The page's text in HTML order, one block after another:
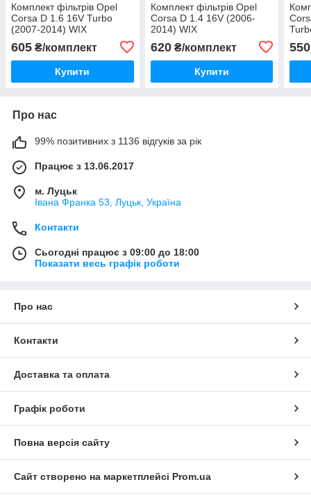
Комплект фільтрів Opel
Corsa D 1.6 16V Turbo
(2007-2014) WIX
605 ₴/комплект
Купити
Комплект фільтрів Opel
Corsa D 1.4 16V (2006-
2014) WIX
620₴/комплект
Купити
550
Про нас
99% позитивних з 1136 відгуків за рік
Працює з 13.06.2017
м. Луцьк
Івана Франка 53, Луцьк, Україна
Контакти
Сьогодні працює з 09:00 до 18:00
Показати весь графік роботи
Про нас
Контакти
Доставка та оплата
Графік роботи
Повна версія сайту
Сайт створено на маркетплейсі Prom.ua